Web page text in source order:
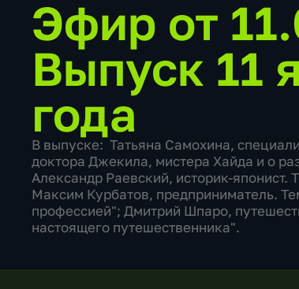
Эфир от
Выпуск 11
года
В выпуске: Татьяна Самохина,
доктора Джекила, мистера Хайда и о
Александр Раевский, историк-
Максим Курбатов, предприниматель.
профессией"; Дмитрий Шпаро,
настоящего путешественника".